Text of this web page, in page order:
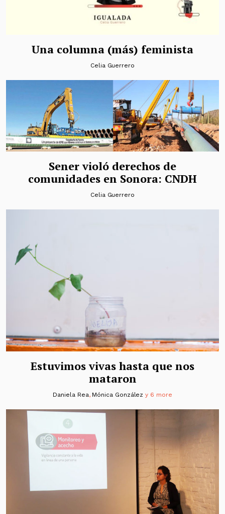
Una columna (más) feminista
Celia Guerrero
Sener violó derechos de
comunidades en Sonora: CNDH
Celia Guerrero
Estuvimos vivas hasta que nos
mataron
Daniela Rea, Mónica González y 6 more